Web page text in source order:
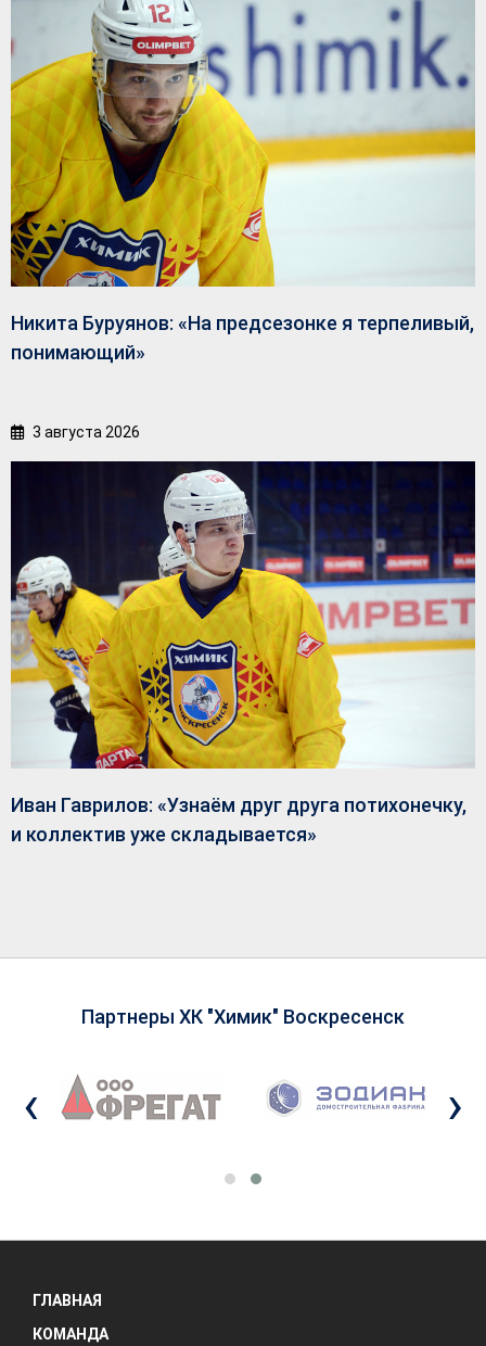
Никита Буруянов: «На предсезонке я терпеливый,
понимающий»
3 августа 2026
Иван Гаврилов: «Узнаём друг друга потихонечку,
и коллектив уже складывается»
Партнеры ХК "Химик" Воскресенск
‹ ›
ГЛАВНАЯ
КОМАНДА